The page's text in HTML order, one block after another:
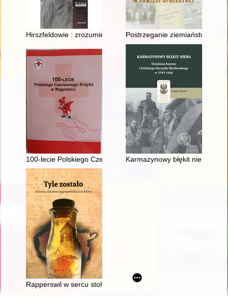
Hirszfeldowie : zrozumieć krew Postrzeganie ziemiaństwa w
100-lecie Polskiego Czerwonego Krzyża w Wągrowcu
Karmazynowy błękit nieba :
Rapperswil w sercu stolicy, czyli zbiory z Muzeum Polski